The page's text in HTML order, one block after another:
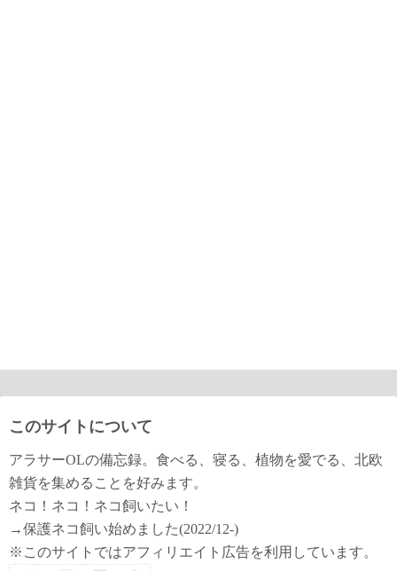
このサイトについて
アラサーOLの備忘録。食べる、寝る、植物を愛でる、北欧
雑貨を集めることを好みます。
ネコ！ネコ！ネコ飼いたい！
→保護ネコ飼い始めました(2022/12-)
※このサイトではアフィリエイト広告を利用しています。